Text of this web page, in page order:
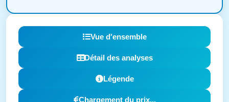
Vue d'ensemble
Détail des analyses
Légende
Chargement du prix...